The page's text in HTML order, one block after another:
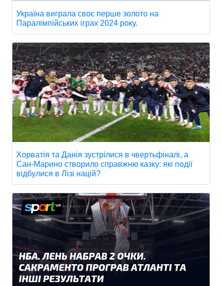
Україна виграла своє перше золото на
Паралімпійських іграх 2024 року.
Хорватія та Данія зустрілися в чвертьфіналі, а
Сан-Марино створило справжню казку: які події
відбулися в Лізі націй?